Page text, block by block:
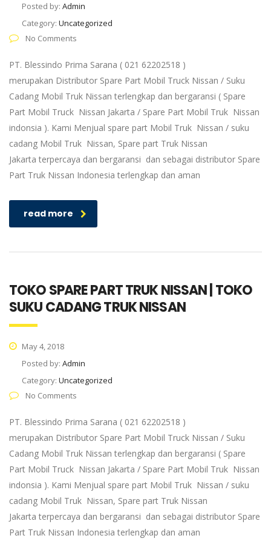
Posted by: Admin
Category: Uncategorized
No Comments
PT. Blessindo Prima Sarana ( 021 62202518 )
merupakan Distributor Spare Part Mobil Truck Nissan / Suku
Cadang Mobil Truk Nissan terlengkap dan bergaransi ( Spare
Part Mobil Truck Nissan Jakarta / Spare Part Mobil Truk Nissan
indonsia ). Kami Menjual spare part Mobil Truk Nissan / suku
cadang Mobil Truk Nissan, Spare part Truk Nissan
Jakarta terpercaya dan bergaransi dan sebagai distributor Spare
Part Truk Nissan Indonesia terlengkap dan aman
read more
TOKO SPARE PART TRUK NISSAN | TOKO
SUKU CADANG TRUK NISSAN
May 4, 2018
Posted by: Admin
Category: Uncategorized
No Comments
PT. Blessindo Prima Sarana ( 021 62202518 )
merupakan Distributor Spare Part Mobil Truck Nissan / Suku
Cadang Mobil Truk Nissan terlengkap dan bergaransi ( Spare
Part Mobil Truck Nissan Jakarta / Spare Part Mobil Truk Nissan
indonsia ). Kami Menjual spare part Mobil Truk Nissan / suku
cadang Mobil Truk Nissan, Spare part Truk Nissan
Jakarta terpercaya dan bergaransi dan sebagai distributor Spare
Part Truk Nissan Indonesia terlengkap dan aman